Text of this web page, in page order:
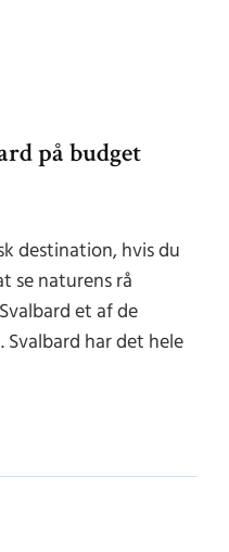
på budget
destination, hvis du
se naturens rå
et af de
har det hele